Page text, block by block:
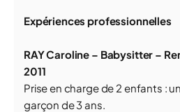
Expériences professionnelles
RAY Caroline – Babysitter –
2011
Prise en charge de 2 enfants :
garçon de 3 ans.